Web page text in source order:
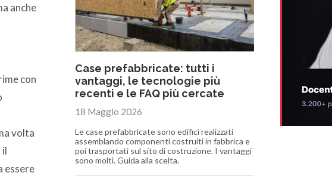
anche
con
volta
il
essere
Case prefabbricate: tutti i
vantaggi, le tecnologie più
recenti e le FAQ più cercate
18 Maggio 2026
Le case prefabbricate sono edifici realizzati
assemblando componenti costruiti in fabbrica e
poi trasportati sul sito di costruzione. I vantaggi
sono molti. Guida alla scelta.